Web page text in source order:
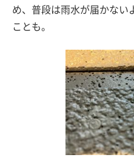
め、普段は雨水が届かない
ことも。